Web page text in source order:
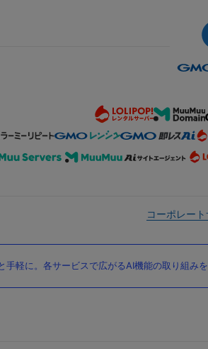
コーポレート
軽に。各サービスで広がるAI機能の取り組み